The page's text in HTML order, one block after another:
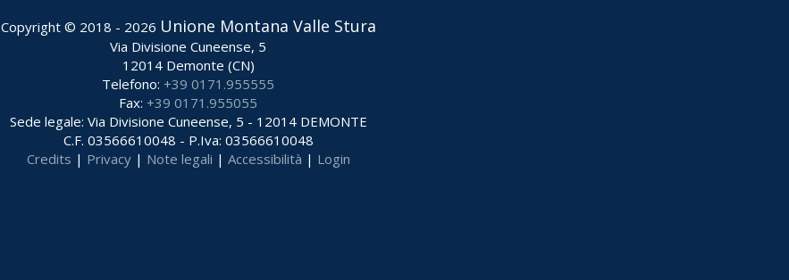
Copyright © 2018 - 2026 Unione Montana Valle Stura
Via Divisione Cuneense, 5
12014 Demonte (CN)
Telefono:+39 0171.955555
Fax:+39 0171.955055
Sede legale: Via Divisione Cuneense, 5 - 12014 DEMONTE
C.F. 03566610048 - P.Iva: 03566610048
Credits | Privacy| Note legali | Accessibilità | Login